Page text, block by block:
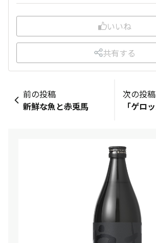
いいね
共有する
前の投稿
新鮮な魚と赤兎馬
次の投稿